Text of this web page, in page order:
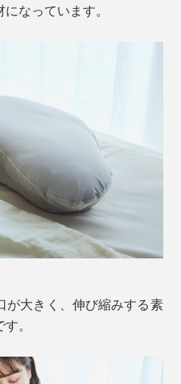
なっています。
が大きく、伸び縮みする素
。